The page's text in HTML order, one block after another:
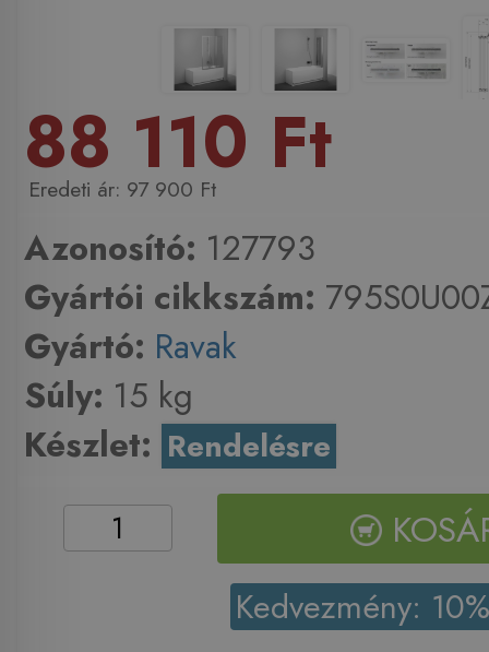
88 110 Ft
97 900 Ft
Azonosító: 127793
Gyártói cikkszám:
Gyártó: Ravak
Súly: 15 kg
Készlet: Rendelésre
Kedvezmény: